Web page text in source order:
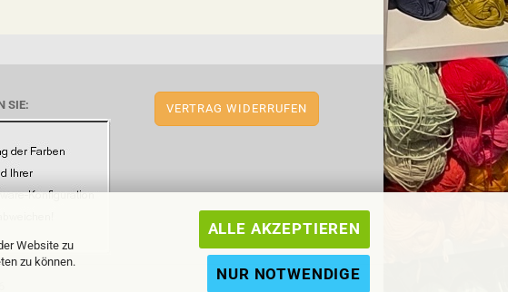
Website zu
zu können.
ALLE AKZEPTIEREN
NUR NOTWENDIGE
SIE: VERTRAG WIDERRUFEN